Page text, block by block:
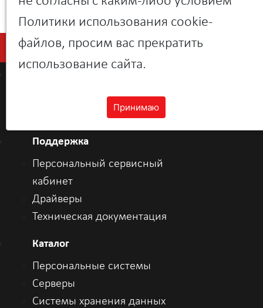
Поддержка
Персональный сервисный
кабинет
Драйверы
Техническая документация
Каталог
Персональные системы
Серверы
Системы хранения данных
Политики использования cookie-
файлов, просим вас прекратить
использование сайта.
Принимаю